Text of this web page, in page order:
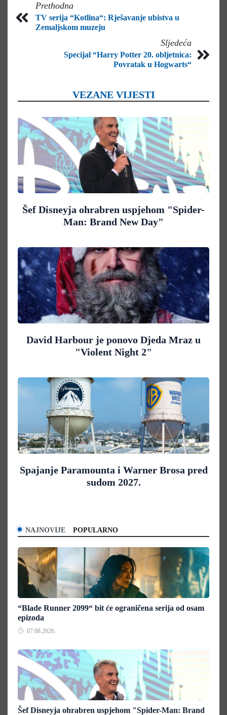
Prethodna
TV serija “Kotlina“: Rješavanje ubistva u
Zemaljskom muzeju
Sljedeća
Specijal “Harry Potter 20. obljetnica:
Povratak u Hogwarts“
VEZANE VIJESTI
Šef Disneyja ohrabren uspjehom "Spider-
Man: Brand New Day"
David Harbour je ponovo Djeda Mraz u
"Violent Night 2"
Spajanje Paramounta i Warner Brosa pred
sudom 2027.
NAJNOVIJE POPULARNO
“Blade Runner 2099“ bit će ograničena serija od osam
epizoda
07.08.2026.
Šef Disneyja ohrabren uspjehom "Spider-Man: Brand